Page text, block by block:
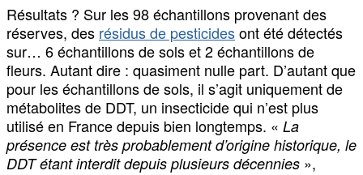
Résultats ? Sur les 98 échantillons provenant des
réserves, des résidus de pesticidesont été détectés
sur… 6 échantillons de sols et 2 échantillons de
fleurs. Autant dire : quasiment nulle part. D’autant que
pour les échantillons de sols, il s’agit uniquement de
métabolites de DDT, un insecticide qui n’est plus
utilisé en France depuis bien longtemps. « La
présence est très probablement d’origine historique, le
DDT étant interdit depuis plusieurs décennies »,